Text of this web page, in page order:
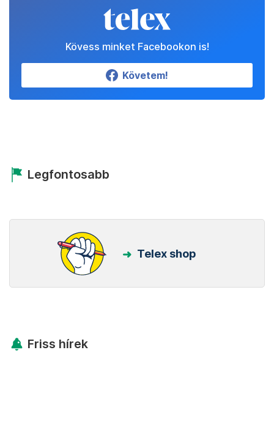
Kövess minket Facebookon is!
Követem!
Legfontosabb
Telex shop
Friss hírek